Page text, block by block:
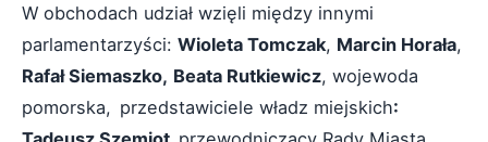
W obchodach udział wzięli między innymi
parlamentarzyści: Wioleta Tomczak, Marcin Horała,
Rafał Siemaszko, Beata Rutkiewicz, wojewoda
pomorska, przedstawiciele władz miejskich: